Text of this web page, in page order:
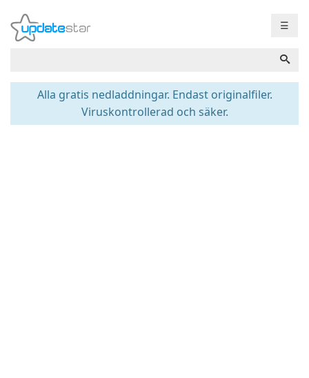
☰
Alla gratis nedladdningar. Endast originalfiler.
Viruskontrollerad och säker.